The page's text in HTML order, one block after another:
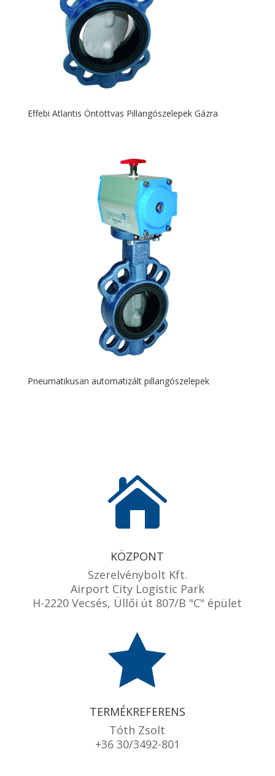
Effebi Atlantis Öntöttvas Pillangószelepek Gázra
Pneumatikusan automatizált pillangószelepek

KÖZPONT
Szerelvénybolt Kft.
Airport City Logistic Park
H-2220 Vecsés, Üllői út 807/B "C" épület

TERMÉKREFERENS
Tóth Zsolt
+36 30/3492-801